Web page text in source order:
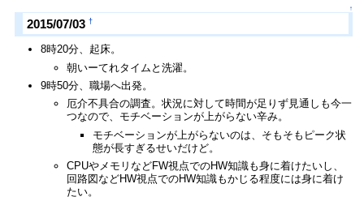
↑
2015/07/03 †
8時20分、起床。
朝いーてれタイムと洗濯。
9時50分、職場へ出発。
厄介不具合の調査。状況に対して時間が足りず見通しも今一
つなので、モチベーションが上がらない辛み。
モチベーションが上がらないのは、そもそもピーク状
態が長すぎるせいだけど。
CPUやメモリなどFW視点でのHW知識も身に着けたいし、
回路図などHW視点でのHW知識もかじる程度には身に着け
たい。